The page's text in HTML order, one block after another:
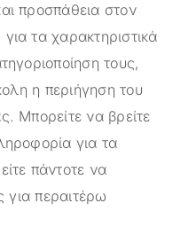
προσπάθεια στον
τα χαρακτηριστικά
τους,
η περιήγηση του
Μπορείτε να βρείτε
για τα
πάντοτε να
για περαιτέρω